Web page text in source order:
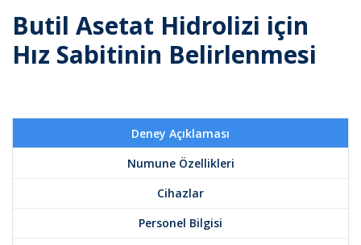
Butil Asetat Hidrolizi için
Hız Sabitinin Belirlenmesi
Deney Açıklaması
Numune Özellikleri
Cihazlar
Personel Bilgisi